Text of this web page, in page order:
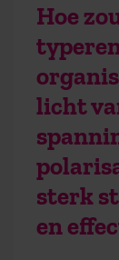
Hoe
licht
sterk
en